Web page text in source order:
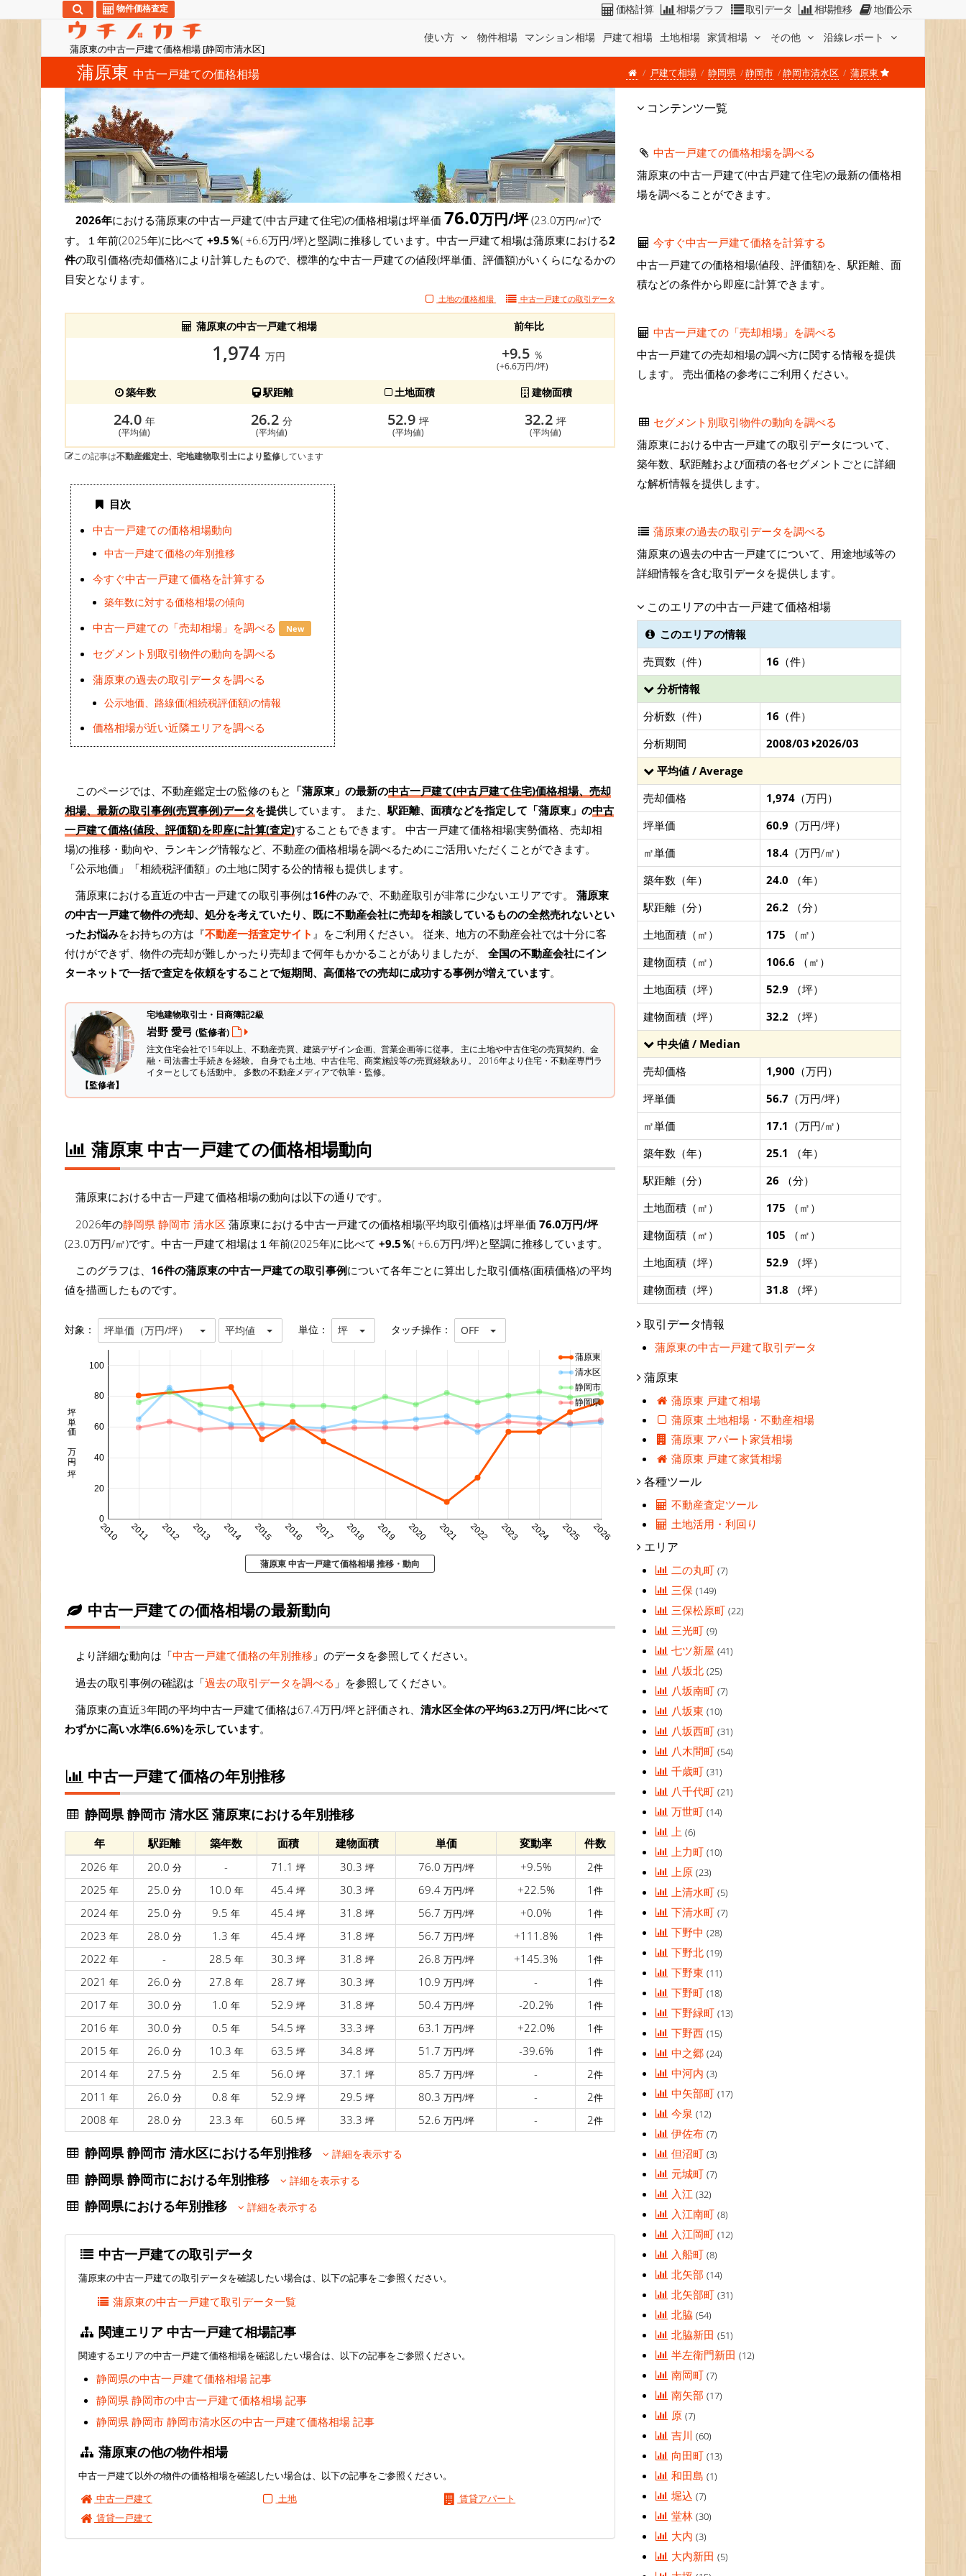
蒲原東の中古一戸建て価格相場 [静岡市清水区]
使い方 物件相場 マンション相場 戸建て相場 土地相場 家賃相場 その他 沿線レポート
物件価格査定 価格計算 相場グラフ 取引データ 相場推移 地価公示
蒲原東 中古一戸建ての価格相場 戸建て相場 静岡県 静岡市 静岡市清水区 蒲原東
2026年における蒲原東の中古一戸建て(中古戸建て住宅)の価格相場は坪単価 76.0万円/坪(23.0万円/㎡)で
す。１年前(2025年)に比べて +9.5％( +6.6万円/坪)と堅調に推移しています。中古一戸建て相場は蒲原東における2
件の取引価格(売却価格)により計算したもので、標準的な中古一戸建ての値段(坪単価、評価額)がいくらになるかの
目安となります。
土地の価格相場 中古一戸建ての取引データ
蒲原東の中古一戸建て相場 前年比
1,974 万円 +9.5 ％
(+6.6万円/坪)
築年数 駅距離 土地面積 建物面積
24.0年
(平均値)
26.2 分
(平均値)
52.9坪
(平均値)
32.2 坪
(平均値)
この記事は不動産鑑定士、宅地建物取引士により監修しています
目次
中古一戸建ての価格相場動向
中古一戸建て価格の年別推移
今すぐ中古一戸建て価格を計算する
築年数に対する価格相場の傾向
中古一戸建ての「売却相場」を調べる New
セグメント別取引物件の動向を調べる
蒲原東の過去の取引データを調べる
公示地価、路線価(相続税評価額)の情報
価格相場が近い近隣エリアを調べる
このページでは、不動産鑑定士の監修のもと 「蒲原東」の最新の中古一戸建て(中古戸建て住宅)価格相場、売却
相場、最新の取引事例(売買事例)データを提供しています。 また、 駅距離、面積などを指定して「蒲原東」の中古
一戸建て価格(値段、評価額)を即座に計算(査定)することもできます。 中古一戸建て価格相場(実勢価格、売却相
場)の推移・動向や、ランキング情報など、不動産の価格相場を調べるためにご活用いただくことができます。
「公示地価」「相続税評価額」の土地に関する公的情報も提供します。
蒲原東における直近の中古一戸建ての取引事例は16件のみで、不動産取引が非常に少ないエリアです。 蒲原東
の中古一戸建て物件の売却、処分を考えていたり、既に不動産会社に売却を相談しているものの全然売れないとい
ったお悩みをお持ちの方は『不動産一括査定サイト 』をご利用ください。 従来、地方の不動産会社では十分に客
付けができず、物件の売却が難しかったり売却まで何年もかかることがありましたが、 全国の不動産会社にイン
ターネットで一括で査定を依頼をすることで短期間、高価格での売却に成功する事例が増えています。
【監修者】
宅地建物取引士・日商簿記2級
岩野 愛弓 (監修者)
注文住宅会社で15年以上、不動産売買、建築デザイン企画、営業企画等に従事。 主に土地や中古住宅の売買契約、金
融・司法書士手続きを経験。 自身でも土地、中古住宅、商業施設等の売買経験あり。 2016年より住宅・不動産専門ラ
イターとしても活動中。 多数の不動産メディアで執筆・監修。
蒲原東 中古一戸建ての価格相場動向
蒲原東における中古一戸建て価格相場の動向は以下の通りです。
2026年の静岡県 静岡市 清水区 蒲原東における中古一戸建ての価格相場(平均取引価格)は坪単価 76.0万円/坪
(23.0万円/㎡)です。中古一戸建て相場は１年前(2025年)に比べて +9.5％( +6.6万円/坪)と堅調に推移しています。
このグラフは、 16件の蒲原東の中古一戸建ての取引事例について各年ごとに算出した取引価格(面積価格)の平均
値を描画したものです。
対象： 坪単価（万円/坪） 平均値 単位： 坪 タッチ操作： OFF
2010 2011 2012 2013 2014 2015 2016 2017 2018 2019 2020 2021 2022 2023 2024 2025 2026
0
20
40
60
80
100
坪単価 万円/坪
蒲原東
清水区
静岡市
静岡県
蒲原東 中古一戸建て価格相場 推移・動向
中古一戸建ての価格相場の最新動向
より詳細な動向は「中古一戸建て価格の年別推移 」のデータを参照してください。
過去の取引事例の確認は「過去の取引データを調べる 」を参照してください。
蒲原東の直近3年間の平均中古一戸建て価格は67.4万円/坪と評価され、 清水区全体の平均63.2万円/坪に比べて
わずかに高い水準(6.6%)を示しています。
中古一戸建て価格の年別推移
静岡県 静岡市 清水区 蒲原東における年別推移
年 駅距離 築年数 面積 建物面積 単価 変動率
件数
2026 年 20.0 分 - 71.1 坪 30.3 坪 76.0 万円/坪 +9.5% 2件
2025 年 25.0 分 10.0 年 45.4 坪 30.3 坪 69.4 万円/坪 +22.5% 1 件
2024 年 25.0 分 9.5 年 45.4 坪 31.8 坪 56.7 万円/坪 +0.0% 1 件
2023 年 28.0 分 1.3 年 45.4 坪 31.8 坪 56.7 万円/坪 +111.8% 1 件
2022 年 - 28.5 年 30.3 坪 31.8 坪 26.8 万円/坪 +145.3% 1 件
2021 年 26.0 分 27.8 年 28.7 坪 30.3 坪 10.9 万円/坪 - 1 件
2017 年 30.0 分 1.0 年 52.9 坪 31.8 坪 50.4 万円/坪 -20.2% 1 件
2016 年 30.0 分 0.5 年 54.5 坪 33.3 坪 63.1 万円/坪 +22.0% 1 件
2015 年 26.0 分 10.3 年 63.5 坪 34.8 坪 51.7 万円/坪 -39.6% 1 件
2014 年 27.5 分 2.5 年 56.0 坪 37.1 坪 85.7 万円/坪 - 2件
2011 年 26.0 分 0.8 年 52.9 坪 29.5 坪 80.3 万円/坪 - 2件
2008 年 28.0 分 23.3 年 60.5 坪 33.3 坪 52.6 万円/坪 - 2件
静岡県 静岡市 清水区における年別推移 詳細を表示する
静岡県 静岡市における年別推移 詳細を表示する
静岡県における年別推移 詳細を表示する
中古一戸建ての取引データ
蒲原東の中古一戸建ての取引データを確認したい場合は、以下の記事をご参照ください。
蒲原東の中古一戸建て取引データ一覧
関連エリア 中古一戸建て相場記事
関連するエリアの中古一戸建て価格相場を確認したい場合は、以下の記事をご参照ください。
静岡県の中古一戸建て価格相場 記事
静岡県 静岡市の中古一戸建て価格相場 記事
静岡県 静岡市 静岡市清水区の中古一戸建て価格相場 記事
蒲原東の他の物件相場
中古一戸建て以外の物件の価格相場を確認したい場合は、以下の記事をご参照ください。
中古一戸建て
土地
賃貸アパート
賃貸一戸建て
コンテンツ一覧
中古一戸建ての価格相場を調べる
蒲原東の中古一戸建て(中古戸建て住宅)の最新の価格相
場を調べることができます。
今すぐ中古一戸建て価格を計算する
中古一戸建ての価格相場(値段、評価額)を、駅距離、面
積などの条件から即座に計算できます。
中古一戸建ての「売却相場」を調べる
中古一戸建ての売却相場の調べ方に関する情報を提供
します。 売出価格の参考にご利用ください。
セグメント別取引物件の動向を調べる
蒲原東における中古一戸建ての取引データについて、
築年数、駅距離および面積の各セグメントごとに詳細
な解析情報を提供します。
蒲原東の過去の取引データを調べる
蒲原東の過去の中古一戸建てについて、用途地域等の
詳細情報を含む取引データを提供します。
このエリアの中古一戸建て価格相場
このエリアの情報
売買数（件）
16 （件）
分析情報
分析数（件）
16 （件）
分析期間
2008/03 2026/03
平均値 / Average
売却価格
1,974 （万円）
坪単価
60.9 （万円/坪）
㎡単価
18.4 （万円/㎡）
築年数（年）
24.0 （年）
駅距離（分）
26.2 （分）
土地面積（㎡）
175 （㎡）
建物面積（㎡）
106.6 （㎡）
土地面積（坪）
52.9 （坪）
建物面積（坪）
32.2 （坪）
中央値 / Median
売却価格
1,900 （万円）
坪単価
56.7 （万円/坪）
㎡単価
17.1 （万円/㎡）
築年数（年）
25.1 （年）
駅距離（分）
26 （分）
土地面積（㎡）
175 （㎡）
建物面積（㎡）
105 （㎡）
土地面積（坪）
52.9 （坪）
建物面積（坪）
31.8 （坪）
取引データ情報
蒲原東の中古一戸建て取引データ
蒲原東
蒲原東 戸建て相場
蒲原東 土地相場・不動産相場
蒲原東 アパート家賃相場
蒲原東 戸建て家賃相場
各種ツール
不動産査定ツール
土地活用・利回り
エリア
二の丸町(7)
三保(149)
三保松原町(22)
三光町(9)
七ツ新屋(41)
八坂北(25)
八坂南町(7)
八坂東(10)
八坂西町(31)
八木間町(54)
千歳町(31)
八千代町(21)
万世町(14)
上(6)
上力町(10)
上原(23)
上清水町(5)
下清水町(7)
下野中(28)
下野北(19)
下野東(11)
下野町(18)
下野緑町(13)
下野西(15)
中之郷(24)
中河内(3)
中矢部町(17)
今泉(12)
伊佐布(7)
但沼町(3)
元城町(7)
入江(32)
入江南町(8)
入江岡町(12)
入船町(8)
北矢部(14)
北矢部町(31)
北脇(54)
北脇新田(51)
半左衛門新田(12)
南岡町(7)
南矢部(17)
原(7)
吉川(60)
向田町(13)
和田島(1)
堀込(7)
堂林(30)
大内(3)
大内新田(5)